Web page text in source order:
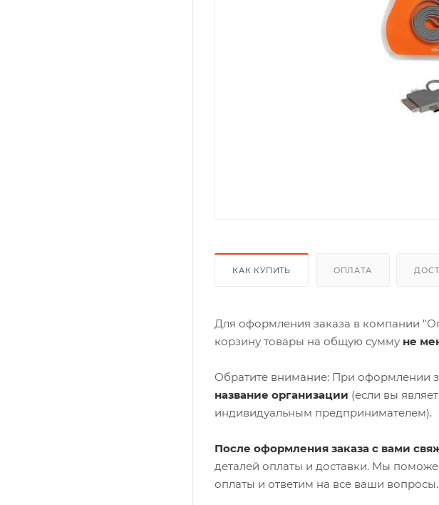
КАК КУПИТЬ ОПЛАТА
Для оформления заказа в компании
корзину товары на общую сумму не
Обратите внимание: При оформлении
название организации (если вы
индивидуальным предпринимателем).
После оформления заказа с вами
деталей оплаты и доставки. Мы
оплаты и ответим на все ваши вопросы.